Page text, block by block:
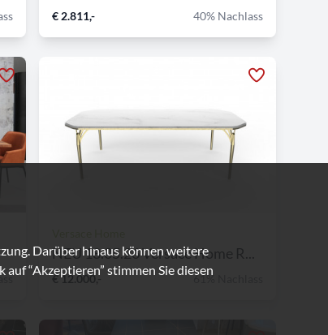
€ 2.811,- 40% Nachlass
NEU 18.05.26 Versace Home R...
€ 12.000,- 61% Nachlass
Darüber hinaus können weitere
“Akzeptieren” stimmen Sie diesen